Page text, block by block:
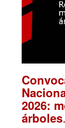
2026:
árboles